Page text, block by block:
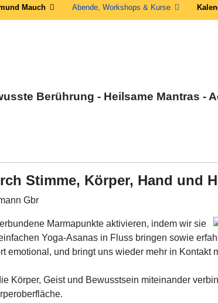
Mauch Abende, Workshops & Kurse
Berührung - Heilsame Mantras -
Stimme, Körper, Hand und
Gbr
Marmapunkte aktivieren, indem wir sie
Yoga-Asanas in Fluss bringen sowie
emotional, und bringt uns wieder mehr in Kontakt
Körper, Geist und Bewusstsein miteinander